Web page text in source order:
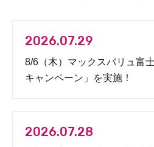
2026.07.29
8/6（木）マックスバリュ富
キャンペーン」を実施！
2026.07.28